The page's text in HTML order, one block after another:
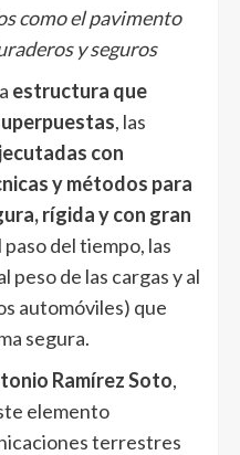
como el pavimento
y seguros
estructura que
, las
con
y métodos para
rígida y con gran
del tiempo, las
peso de las cargas y al
automóviles) que
segura.
Ramírez Soto,
elemento
terrestres